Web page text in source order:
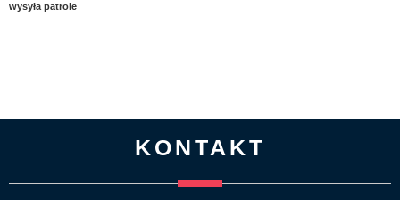
wysyła patrole
KONTAKT